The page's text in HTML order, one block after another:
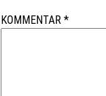
KOMMENTAR *